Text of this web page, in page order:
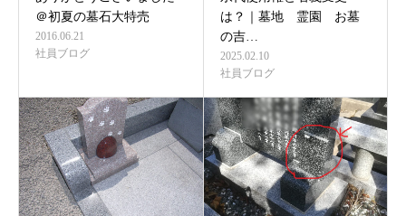
＠初夏の墓石大特売
2016.06.21
社員ブログ
は？｜墓地 霊園 お墓
の吉…
2025.02.10
社員ブログ